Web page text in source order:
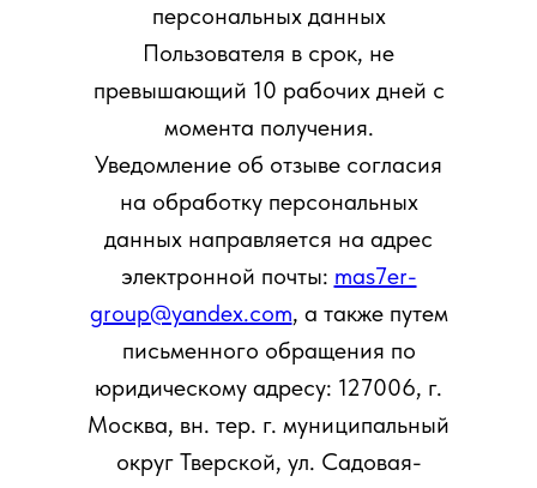
персональных данных
Пользователя в срок, не
превышающий 10 рабочих дней с
момента получения.
Уведомление об отзыве согласия
на обработку персональных
данных направляется на адрес
электронной почты: mas7er-
group@yandex.com, а также путем
письменного обращения по
юридическому адресу: 127006, г.
Москва, вн. тер. г. муниципальный
округ Тверской, ул. Садовая-